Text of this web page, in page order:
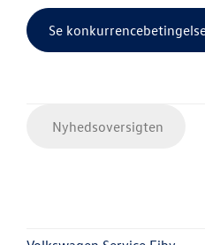
Se
Nyhedsoversigten